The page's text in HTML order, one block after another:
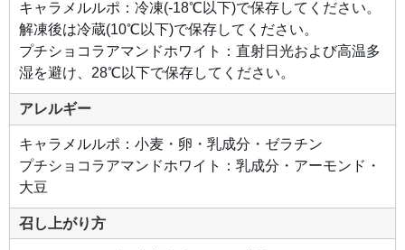
キャラメルルポ：冷凍(-18℃以下)で保存してください。
解凍後は冷蔵(10℃以下)で保存してください。
プチショコラアマンドホワイト：直射日光および高温多
湿を避け、28℃以下で保存してください。
アレルギー
キャラメルルポ：小麦・卵・乳成分・ゼラチン
プチショコラアマンドホワイト：乳成分・アーモンド・
大豆
召し上がり方